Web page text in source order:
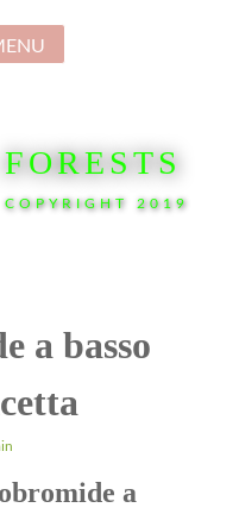
2019
a basso
a